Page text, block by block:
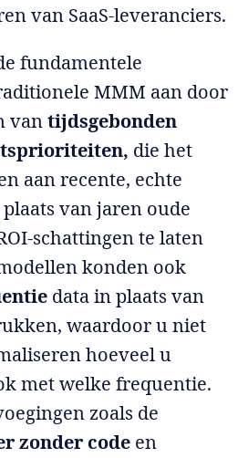
van SaaS-leveranciers.
fundamentele
MMM aan door
vantijdsgebonden
die het
aan recente, echte
van jaren oude
schattingen te laten
konden ook
data in plaats van
waardoor u niet
hoeveel u
met welke frequentie.
zoals de
zonder code en